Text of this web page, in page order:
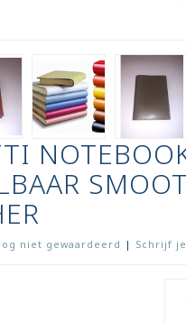
niet gewaardeerd | Schrijf